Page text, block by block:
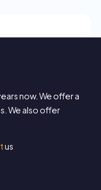
now. We offer a
We also offer
us